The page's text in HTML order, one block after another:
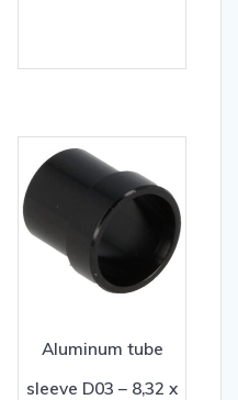
Aluminum tube
sleeve D03 – 8,32 x